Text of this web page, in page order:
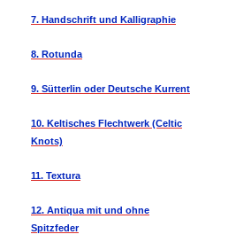
7. Handschrift und Kalligraphie
8. Rotunda
9. Sütterlin oder Deutsche Kurrent
10. Keltisches Flechtwerk (Celtic
Knots)
11. Textura
12. Antiqua mit und ohne
Spitzfeder